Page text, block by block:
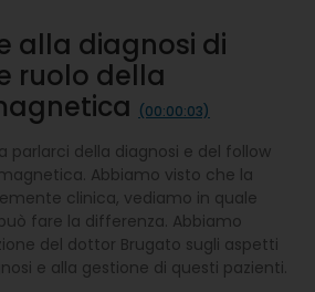
alla diagnosi di
ruolo della
(00:00:03)
parlarci della diagnosi e del follow
Abbiamo visto che la
clinica, vediamo in quale
fare la differenza. Abbiamo
del dottor Brugato sugli aspetti
e alla gestione di questi pazienti.